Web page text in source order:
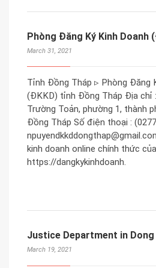
Phòng Đăng Ký Kinh Doanh
March 31, 2021
Tỉnh Đồng Tháp ▹ Phòng Đăng
(ĐKKD) tỉnh Đồng Tháp Địa chỉ
Trường Toản, phường 1, thành
Đồng Tháp Số điện thoại :
kinh doanh online chính thức
https://dangkykinhdoanh.
Justice Department in Dong
March 19, 2021